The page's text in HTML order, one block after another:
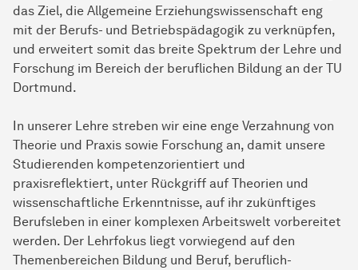
das Ziel, die Allgemeine Erziehungswissenschaft eng
mit der Berufs- und Betriebspädagogik zu verknüpfen,
und erweitert somit das breite Spektrum der Lehre und
Forschung im Bereich der beruflichen Bildung an der TU
Dortmund.
In unserer Lehre streben wir eine enge Verzahnung von
Theorie und Praxis sowie Forschung an, damit unsere
Studierenden kompetenzorientiert und
praxisreflektiert, unter Rückgriff auf Theorien und
wissenschaftliche Erkenntnisse, auf ihr zukünftiges
Berufsleben in einer komplexen Arbeitswelt vorbereitet
werden. Der Lehrfokus liegt vorwiegend auf den
Themenbereichen Bildung und Beruf, beruflich-